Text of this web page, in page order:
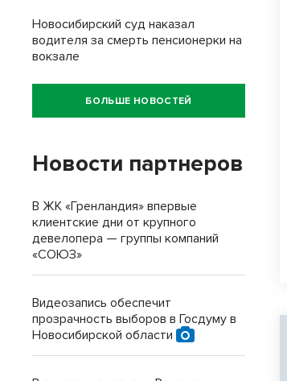
Новосибирский суд наказал
водителя за смерть пенсионерки на
вокзале
БОЛЬШЕ НОВОСТЕЙ
Новости партнеров
В ЖК «Гренландия» впервые
клиентские дни от крупного
девелопера — группы компаний
«СОЮЗ»
Видеозапись обеспечит
прозрачность выборов в Госдуму в
Новосибирской области